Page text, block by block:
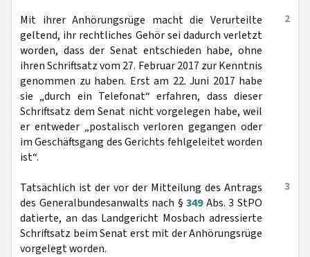
2
Mit ihrer Anhörungsrüge macht die Verurteilte
geltend, ihr rechtliches Gehör sei dadurch verletzt
worden, dass der Senat entschieden habe, ohne
ihren Schriftsatz vom 27. Februar 2017 zur Kenntnis
genommen zu haben. Erst am 22. Juni 2017 habe
sie „durch ein Telefonat“ erfahren, dass dieser
Schriftsatz dem Senat nicht vorgelegen habe, weil
er entweder „postalisch verloren gegangen oder
im Geschäftsgang des Gerichts fehlgeleitet worden
ist“.
3
Tatsächlich ist der vor der Mitteilung des Antrags
des Generalbundesanwalts nach §349Abs. 3 StPO
datierte, an das Landgericht Mosbach adressierte
Schriftsatz beim Senat erst mit der Anhörungsrüge
vorgelegt worden.